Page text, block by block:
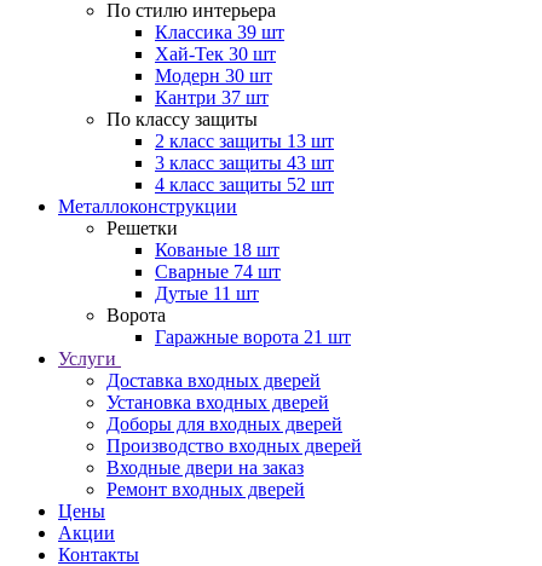
По стилю интерьера
Классика 39 шт
Хай-Тек 30 шт
Модерн 30 шт
Кантри 37 шт
По классу защиты
2 класс защиты 13 шт
3 класс защиты 43 шт
4 класс защиты 52 шт
Металлоконструкции
Решетки
Кованые 18 шт
Сварные 74 шт
Дутые 11 шт
Ворота
Гаражные ворота 21 шт
Услуги
Доставка входных дверей
Установка входных дверей
Доборы для входных дверей
Производство входных дверей
Входные двери на заказ
Ремонт входных дверей
Цены
Акции
Контакты